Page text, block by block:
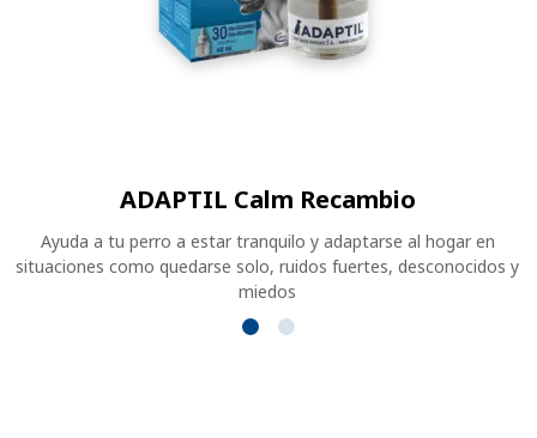
ADAPTIL Calm Recambio
Ayuda a tu perro a estar tranquilo y adaptarse al hogar en
situaciones como quedarse solo, ruidos fuertes, desconocidos y
miedos